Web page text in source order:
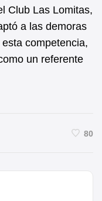
Club Las Lomitas,
a las demoras
competencia,
un referente
80